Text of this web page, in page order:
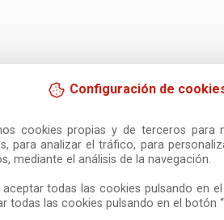
Configuración de
cookies propias y de terceros para
para analizar el tráfico, para
mediante el análisis de la navegación.
aceptar todas las cookies pulsando en el
todas las cookies pulsando en el botón